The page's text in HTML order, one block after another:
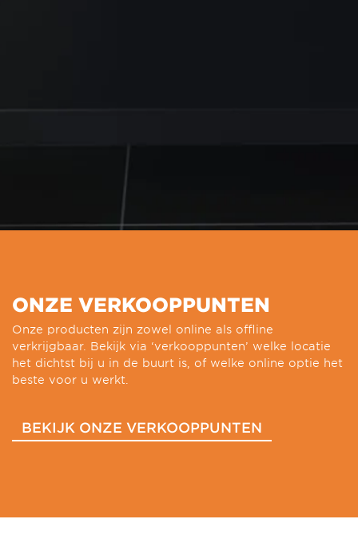
ONZE VERKOOPPUNTEN
Onze producten zijn zowel online als offline
verkrijgbaar. Bekijk via ‘verkooppunten’ welke locatie
het dichtst bij u in de buurt is, of welke online optie het
beste voor u werkt.
BEKIJK ONZE VERKOOPPUNTEN